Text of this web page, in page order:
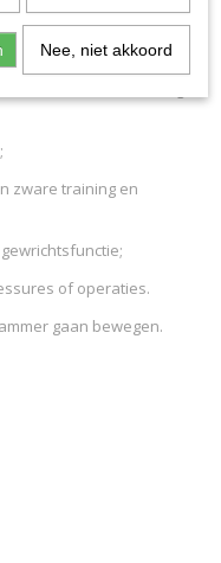
en smaakstoffen of
voor honden en
zware training en
of operaties.
gaan bewegen.
Nee, niet akkoord